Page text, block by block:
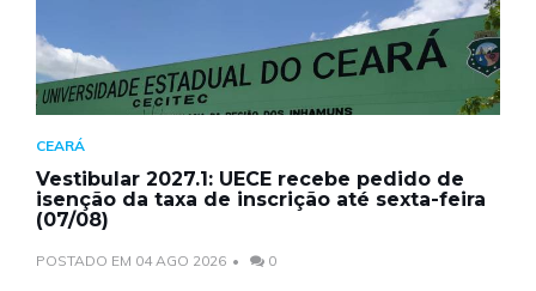
CEARÁ
Vestibular 2027.1: UECE recebe pedido de
isenção da taxa de inscrição até sexta-feira
(07/08)
POSTADO EM 04 AGO 2026 0